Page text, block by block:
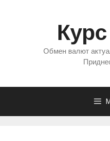
Обмен валют